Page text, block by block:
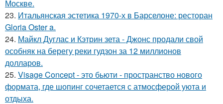
Москве.
23. Итальянская эстетика 1970-х в Барселоне: ресторан
Gloria Oster a.
24. Майкл Дуглас и Кэтрин зета - Джонс продали свой
особняк на берегу реки гудзон за 12 миллионов
долларов.
25. Visage Concept - это бьюти - пространство нового
формата, где шопинг сочетается с атмосферой уюта и
отдыха.